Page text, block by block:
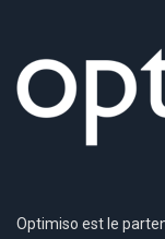
Optimiso est le